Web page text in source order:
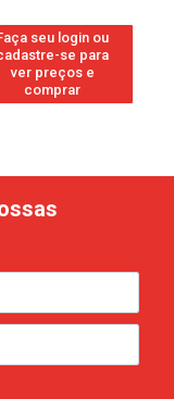
seu login ou
se para
ver preços e
comprar